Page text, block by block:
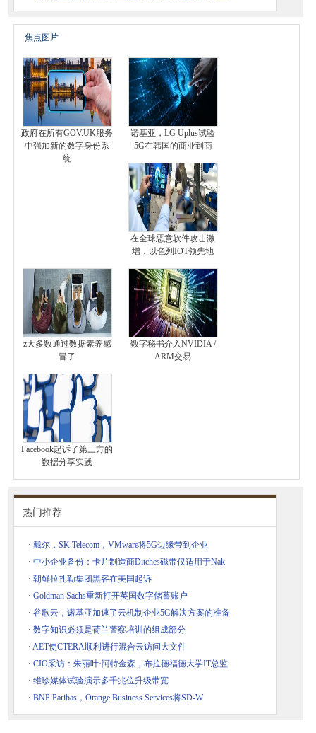
焦点图片
政府在所有GOV.UK服务
中强加新的数字身份系
统
诺基亚，LG Uplus试验
5G在韩国的商业到商
在全球恶意软件攻击激
增，以色列IOT领先地
z大多数通过数据素养感
冒了
数字秘书介入NVIDIA /
ARM交易
Facebook起诉了第三方的
数据分享实践
热门推荐
· 戴尔，SK Telecom，VMware将5G边缘带到企业
· 中小企业备份：卡片制造商Ditches磁带仅适用于Nak
· 朝鲜拉扎勒集团黑客在美国起诉
· Goldman Sachs重新打开英国数字储蓄账户
· 谷歌云，诺基亚加速了云机制企业5G解决方案的准备
· 数字知识必须是荷兰警察培训的组成部分
· AET使CTERA顺利进行混合云访问大文件
· CIO采访：朱丽叶·阿特金森，布拉德福德大学IT总监
· 维珍媒体试验演示多千兆位升级带宽
· BNP Paribas，Orange Business Services将SD-W